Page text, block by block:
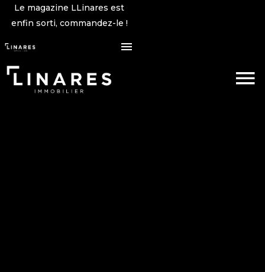
Le magazine LLinares est
enfin sorti, commandez-le !